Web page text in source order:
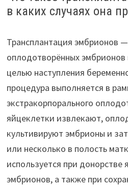
в каких случаях она
Трансплантация эмбрионов
оплодотворённых
целью наступления
процедура выполняется в
экстракорпорального
яйцеклетки извлекают,
культивируют эмбрионы и
или несколько в полость
используется при донорстве
эмбрионов, а также при